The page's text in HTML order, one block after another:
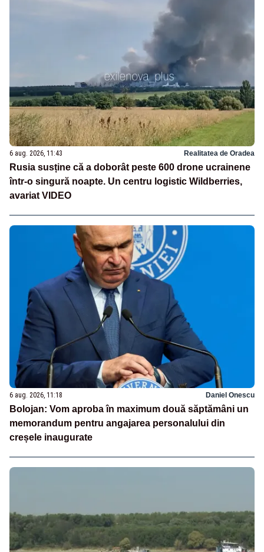
6 aug. 2026, 11:43 Realitatea de Oradea
Rusia susține că a doborât peste 600 drone ucrainene
într-o singură noapte. Un centru logistic Wildberries,
avariat VIDEO
6 aug. 2026, 11:18 Daniel Onescu
Bolojan: Vom aproba în maximum două săptămâni un
memorandum pentru angajarea personalului din
creșele inaugurate